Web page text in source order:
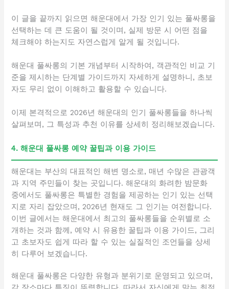
이 글을 끝까지 읽으면 해운대에서 가장 인기 있는 풀싸롱을
선택하는 데 큰 도움이 될 것이며, 실제 방문 시 어떤 점을
체크해야 하는지도 자연스럽게 알게 될 것입니다.
해운대 풀싸롱의 기본 개념부터 시작하여, 객관적인 비교 기
준을 제시하는 단계별 가이드까지 자세하게 설명하니, 초보
자도 무리 없이 이해하고 활용할 수 있습니다.
이제 본격적으로 2026년 해운대의 인기 풀싸롱들을 하나씩
살펴보며, 그 특성과 추천 이유를 상세히 정리해보겠습니다.
4. 해운대 풀싸롱 예약 꿀팁과 이용 가이드
해운대는 부산의 대표적인 해변 명소로, 매년 수많은 관광객
과 지역 주민들이 찾는 곳입니다. 해운대의 화려한 밤문화
중에서도 풀싸롱은 특별한 경험을 제공하는 인기 있는 선택
지로 자리 잡았으며, 2026년 현재도 그 인기는 여전합니다.
이번 글에서는 해운대에서 최고의 풀싸롱들을 순위별로 소
개하는 것과 함께, 예약 시 유용한 꿀팁과 이용 가이드, 그리
고 초보자도 쉽게 따라 할 수 있는 실질적인 조언들을 상세
히 다루어 보겠습니다.
해운대 풀싸롱은 다양한 유형과 분위기로 운영되고 있으며,